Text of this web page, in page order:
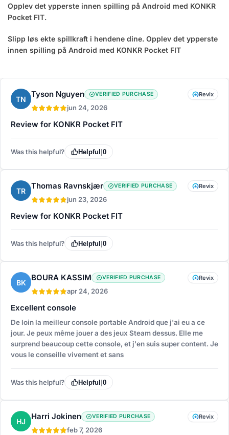
Opplev det ypperste innen spilling på Android med KONKR
Pocket FIT.
Slipp løs ekte spillkraft i hendene dine. Opplev det ypperste
innen spilling på Android med KONKR Pocket FIT
TN Tyson Nguyen VERIFIED PURCHASE
jun 24, 2026
Revix
Review for KONKR Pocket FIT
Was this helpful? Helpful|0
TR Thomas Ravnskjær VERIFIED PURCHASE
jun 23, 2026
Revix
Review for KONKR Pocket FIT
Was this helpful? Helpful|0
BK BOURA KASSIM VERIFIED PURCHASE
apr 24, 2026
Revix
Excellent console
De loin la meilleur console portable Android que j'ai eu a ce
jour. Je peux même jouer a des jeux Steam dessus. Elle me
surprend beaucoup cette console, et j'en suis super content. Je
vous le conseille vivement et sans
Was this helpful? Helpful|0
HJ Harri Jokinen VERIFIED PURCHASE
feb 7, 2026
Revix